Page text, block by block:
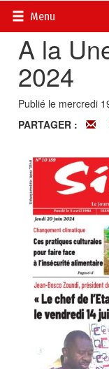
Menu
Accueil>
A la
2024
Publié le mercredi
PARTAGER :